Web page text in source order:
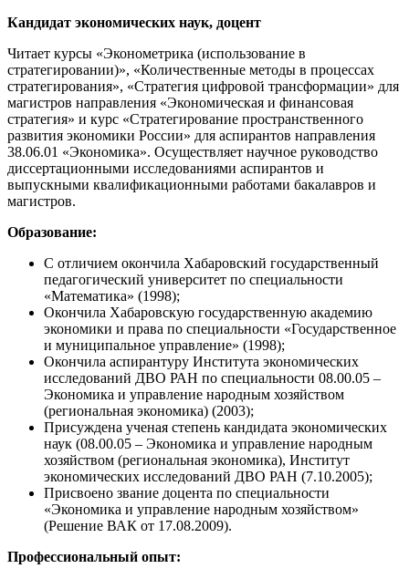
Кандидат экономических наук, доцент
Читает курсы «Эконометрика (использование в
стратегировании)», «Количественные методы в процессах
стратегирования», «Стратегия цифровой трансформации» для
магистров направления «Экономическая и финансовая
стратегия» и курс «Стратегирование пространственного
развития экономики России» для аспирантов направления
38.06.01 «Экономика». Осуществляет научное руководство
диссертационными исследованиями аспирантов и
выпускными квалификационными работами бакалавров и
магистров.
Образование:
С отличием окончила Хабаровский государственный
педагогический университет по специальности
«Математика» (1998);
Окончила Хабаровскую государственную академию
экономики и права по специальности «Государственное
и муниципальное управление» (1998);
Окончила аспирантуру Института экономических
исследований ДВО РАН по специальности 08.00.05 –
Экономика и управление народным хозяйством
(региональная экономика) (2003);
Присуждена ученая степень кандидата экономических
наук (08.00.05 – Экономика и управление народным
хозяйством (региональная экономика), Институт
экономических исследований ДВО РАН (7.10.2005);
Присвоено звание доцента по специальности
«Экономика и управление народным хозяйством»
(Решение ВАК от 17.08.2009).
Профессиональный опыт: